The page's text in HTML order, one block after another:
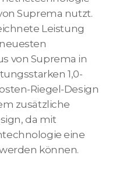
Suprema nutzt.
Leistung
von Suprema in
1,0-
Riegel-Design
zusätzliche
da mit
eine
können.